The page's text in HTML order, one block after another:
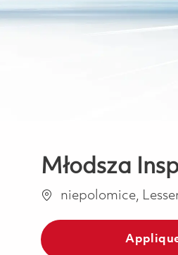
Młodsza
Emplacement
niepolomice,